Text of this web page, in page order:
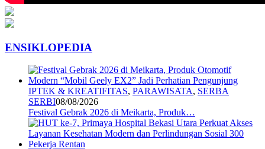
ENSIKLOPEDIA
IPTEK & KREATIFITAS, PARAWISATA, SERBA
SERBI08/08/2026
Festival Gebrak 2026 di Meikarta, Produk…